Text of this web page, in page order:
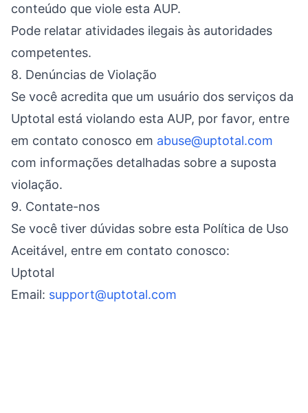
conteúdo que viole esta AUP.
Pode relatar atividades ilegais às autoridades
competentes.
8. Denúncias de Violação
Se você acredita que um usuário dos serviços da
Uptotal está violando esta AUP, por favor, entre
em contato conosco em abuse@uptotal.com
com informações detalhadas sobre a suposta
violação.
9. Contate-nos
Se você tiver dúvidas sobre esta Política de Uso
Aceitável, entre em contato conosco:
Uptotal
Email: support@uptotal.com